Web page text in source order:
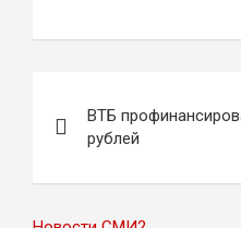
по
записям
ВТБ
рублей